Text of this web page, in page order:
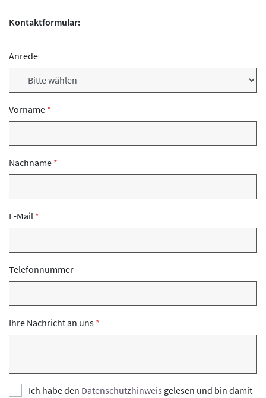
Kontaktformular:
Anrede
Vorname
Nachname
E-Mail
Telefonnummer
Ihre Nachricht an uns
Ich habe den Datenschutzhinweis